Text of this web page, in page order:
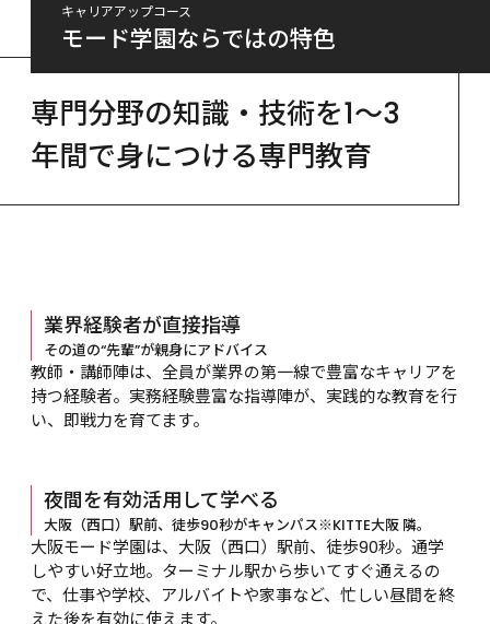
キャリアアップコース
モード学園ならではの特色
専門分野の知識・技術を1～3
年間で身につける専門教育
業界経験者が直接指導
その道の“先輩”が親身にアドバイス
教師・講師陣は、全員が業界の第一線で豊富なキャリアを
持つ経験者。実務経験豊富な指導陣が、実践的な教育を行
い、即戦力を育てます。
夜間を有効活用して学べる
大阪（西口）駅前、徒歩90秒がキャンパス※KITTE大阪 隣。
大阪モード学園は、大阪（西口）駅前、徒歩90秒。通学
しやすい好立地。ターミナル駅から歩いてすぐ通えるの
で、仕事や学校、アルバイトや家事など、忙しい昼間を終
えた後を有効に使えます。